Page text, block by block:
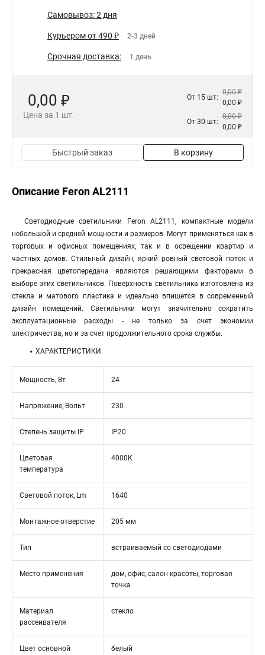
Самовывоз: 2 дня
Курьером от 490 ₽ 2-3 дней
Срочная доставка: 1 день
0,00 ₽
Цена за 1 шт.
От 15 шт:
0,00 ₽
0,00 ₽
От 30 шт:
0,00 ₽
0,00 ₽
Быстрый заказ В корзину
Описание Feron AL2111
Светодиодные светильники Feron AL2111, компактные модели
небольшой и средней мощности и размеров. Могут применяться как в
торговых и офисных помещениях, так и в освещении квартир и
частных домов. Стильный дизайн, яркий ровный световой поток и
прекрасная цветопередача являются решающими факторами в
выборе этих светильников. Поверхность светильника изготовлена из
стекла и матового пластика и идеально впишется в современный
дизайн помещений. Светильники могут значительно сократить
эксплуатационные расходы - не только за счет экономии
электричества, но и за счет продолжительного срока службы.
ХАРАКТЕРИСТИКИ
Мощность, Вт 24
Напряжение, Вольт 230
Степень защиты IP IP20
Цветовая
температура
4000К
Световой поток, Lm 1640
Монтажное отверстие 205 мм
Тип встраиваемый со светодиодами
Место применения
дом, офис, салон красоты, торговая
точка
Материал
рассеивателя
стекло
Цвет основной белый